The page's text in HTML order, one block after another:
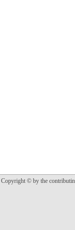
Copyright © by the